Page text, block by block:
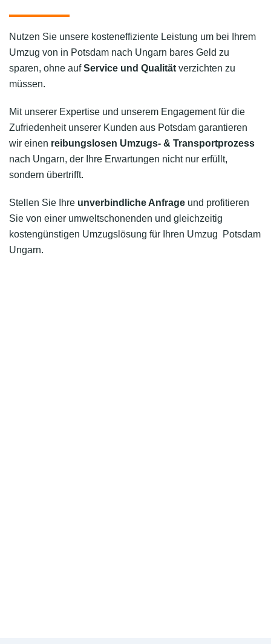
Nutzen Sie unsere kosteneffiziente Leistung um bei Ihrem
Umzug von in Potsdam nach Ungarn bares Geld zu
sparen, ohne aufService und Qualität verzichten zu
müssen.
Mit unserer Expertise und unserem Engagement für die
Zufriedenheit unserer Kunden aus Potsdam garantieren
wir einen reibungslosen Umzugs- & Transportprozess
nach Ungarn, der Ihre Erwartungen nicht nur erfüllt,
sondern übertrifft.
Stellen Sie Ihre unverbindliche Anfrage und profitieren
Sie von einer umweltschonenden und gleichzeitig
kostengünstigen Umzugslösung für Ihren Umzug Potsdam
Ungarn.